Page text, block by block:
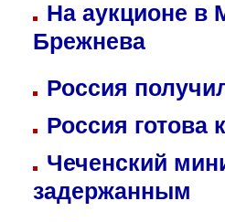
На аукционе в
Брежнева
Россия
Россия готова
Чеченский
задержанным